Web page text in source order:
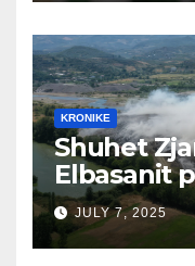
KRONIKE
Shuhet
Elbasanit
Fillon
JULY 7, 2025